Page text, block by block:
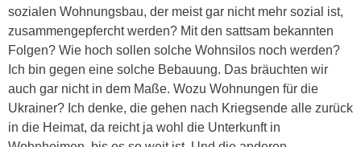
sozialen Wohnungsbau, der meist gar nicht mehr sozial ist,
zusammengepfercht werden? Mit den sattsam bekannten
Folgen? Wie hoch sollen solche Wohnsilos noch werden?
Ich bin gegen eine solche Bebauung. Das bräuchten wir
auch gar nicht in dem Maße. Wozu Wohnungen für die
Ukrainer? Ich denke, die gehen nach Kriegsende alle zurück
in die Heimat, da reicht ja wohl die Unterkunft in